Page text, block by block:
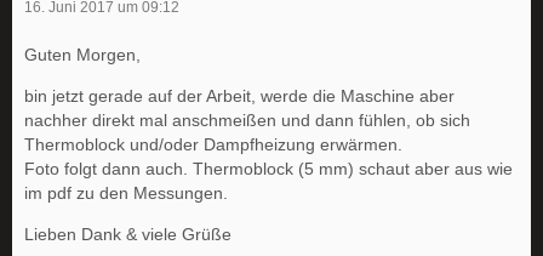
16. Juni 2017 um 09:12
Guten Morgen,
bin jetzt gerade auf der Arbeit, werde die Maschine aber
nachher direkt mal anschmeißen und dann fühlen, ob sich
Thermoblock und/oder Dampfheizung erwärmen.
Foto folgt dann auch. Thermoblock (5 mm) schaut aber aus wie
im pdf zu den Messungen.
Lieben Dank & viele Grüße